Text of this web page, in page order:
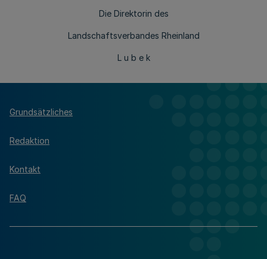
Die Direktorin des
Landschaftsverbandes Rheinland
L u b e k
Grundsätzliches
Redaktion
Kontakt
FAQ